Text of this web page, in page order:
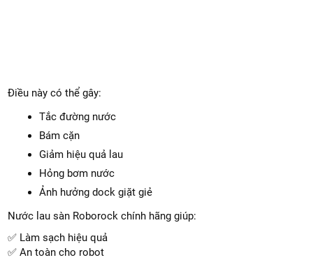
Điều này có thể gây:
Tắc đường nước
Bám cặn
Giảm hiệu quả lau
Hỏng bơm nước
Ảnh hưởng dock giặt giẻ
Nước lau sàn Roborock chính hãng giúp:
✅ Làm sạch hiệu quả
✅ An toàn cho robot